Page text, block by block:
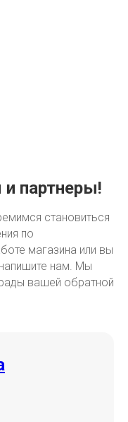
партнеры!
становиться
по
магазина или вы
нам. Мы
вашей обратной